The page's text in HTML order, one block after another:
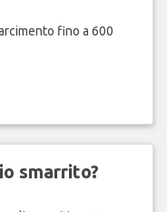
fino a 600
smarrito?